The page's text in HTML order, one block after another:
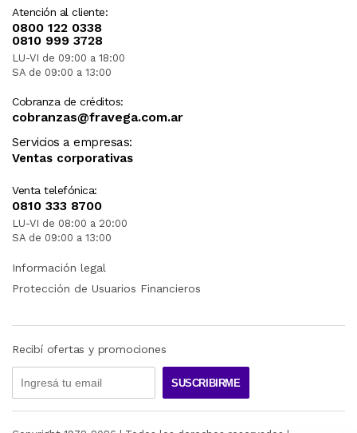
Atención al cliente:
0800 122 0338
0810 999 3728
LU-VI de 09:00 a 18:00
SA de 09:00 a 13:00
Cobranza de créditos:
cobranzas@fravega.com.ar
Servicios a empresas:
Ventas corporativas
Venta telefónica:
0810 333 8700
LU-VI de 08:00 a 20:00
SA de 09:00 a 13:00
Información legal
Protección de Usuarios Financieros
Recibí ofertas y promociones
SUSCRIBIRME